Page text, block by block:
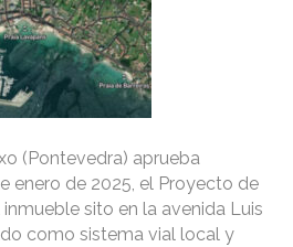
(Pontevedra) aprueba
enero de 2025, el Proyecto de
sito en la avenida Luis
como sistema vial local y